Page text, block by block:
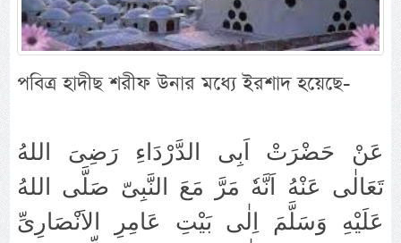
পবিত্র হাদীছ শরীফ উনার মধ্যে ইরশাদ হয়েছে-
عَنْ حَضْرَتْ اَبِى الدَّرْدَاءِ رَضِىَ اللهُ
تَعَالٰى عَنْهُ اَنَّهٗ مَرَّ مَعَ النَّبِىّ صَلَّى اللهُ
عَلَيْهِ وَسَلَّمَ اِلٰى بَيْتِ عَامِرِ الاَنْصَارِىِّ